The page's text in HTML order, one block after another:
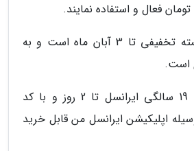
فرصت خرید این بسته تخفیفی تا 3 آبان ماه است و به
است.
اعتبار بسته تخفیفی 19 سالگی ایرانسل تا 2 روز و با کد
یا به وسیله اپلیکیشن ایرانسل من قابل خرید